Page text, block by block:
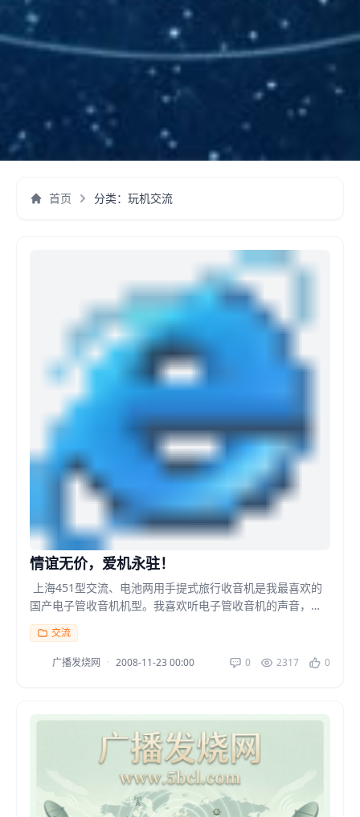
首页 分类：玩机交流
情谊无价，爱机永驻！
上海451型交流、电池两用手提式旅行收音机是我最喜欢的
国产电子管收音机机型。我喜欢听电子管收音机的声音，那
是与听晶体管收音机、集成电路收音机完全不同...
交流
广播发烧网 · 2008-11-23 00:00 0 2317 0